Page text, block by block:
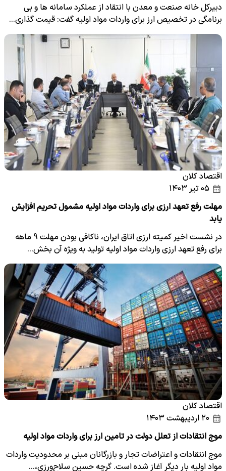
دبیرکل خانه صنعت و معدن با انتقاد از عملکرد سامانه ها و بی
برنامگی در تخصیص ارز برای واردات مواد اولیه گفت: قیمت گذاری…
اقتصاد کلان
مهلت رفع تعهد ارزی برای واردات مواد اولیه مشمول تحریم افزایش
یابد
در نشست اخیر کمیته ارزی اتاق ایران، ناکافی بودن مهلت 9 ماهه
برای رفع تعهد ارزی واردات مواد اولیه تولید به ویژه آن بخش…
اقتصاد کلان
موج انتقادات از تعلل دولت در تامین ارز برای واردات مواد اولیه
موج انتقادات و اعتراضات تجار و بازرگانان مبنی بر محدودیت واردات
مواد اولیه بار دیگر آغاز شده است. گرچه حسین سلاح‌ورزی،…